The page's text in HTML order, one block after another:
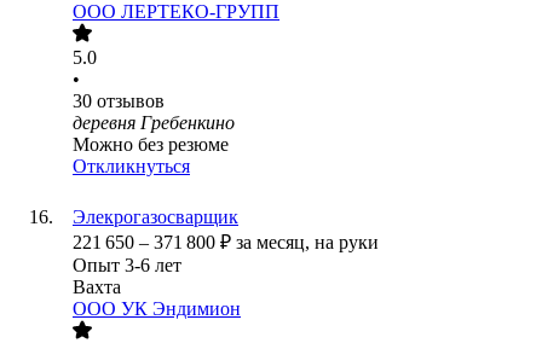
ООО ЛЕРТЕКО-ГРУПП
5.0
•
30 отзывов
деревня Гребенкино
Можно без резюме
Откликнуться
Элекрогазосварщик
221 650 – 371 800 ₽ за месяц, на руки
Опыт 3-6 лет
Вахта
ООО УК Эндимион